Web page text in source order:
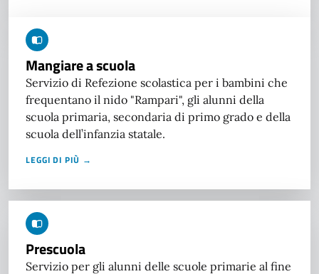
Mangiare a scuola
Servizio di Refezione scolastica per i bambini che
frequentano il nido "Rampari", gli alunni della
scuola primaria, secondaria di primo grado e della
scuola dell’infanzia statale.
LEGGI DI PIÙ →
Prescuola
Servizio per gli alunni delle scuole primarie al fine